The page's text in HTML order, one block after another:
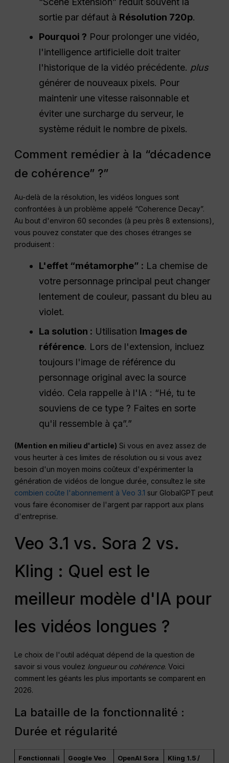
sortie par défaut à Résolution 720p.
Pourquoi ? Pour prolonger une vidéo,
l'intelligence artificielle doit traiter
l'historique de la vidéo précédente. plus
générer de nouveaux pixels. Pour
maintenir une vitesse raisonnable et
éviter une surcharge du serveur, le
système réduit le nombre de pixels.
Comment remédier à la “décadence
de cohérence” ?”
Au-delà de la résolution, les vidéos longues sont
confrontées à un problème appelé “Coherence Decay”.
Au bout d'environ 60 secondes (à peu près 8 extensions),
vous pouvez constater que des choses étranges se
produisent :
L'effet “métamorphe” : La chemise de
votre personnage principal peut changer
lentement de couleur, passant du bleu au
violet.
La solution : Utilisation Images de
référence. Lors de l'extension, incluez
toujours l'image de référence du
personnage original avec la source
vidéo. Cela rappelle à l'IA : “Hé, tu te
souviens de ce type ? Faites en sorte
qu'il ressemble à ça”.”
(Mention en milieu d'article) Si vous en avez assez de
vous heurter à ces limites de résolution ou si vous avez
besoin d'un moyen moins coûteux d'expérimenter la
génération de vidéos de longue durée, consultez le site
combien coûte l'abonnement à Veo 3.1 sur GlobalGPT peut
vous faire économiser de l'argent par rapport aux plans
d'entreprise.
Veo 3.1 vs. Sora 2 vs.
Kling : Quel est le
meilleur modèle d'IA pour
les vidéos longues ?
Le choix de l'outil adéquat dépend de la question de
savoir si vous voulez longueurou cohérence. Voici
comment les géants les plus importants se comparent en
2026.
La bataille de la fonctionnalité :
Durée et régularité
Fonctionnali
Google Veo
OpenAI Sora
Kling 1.5 /